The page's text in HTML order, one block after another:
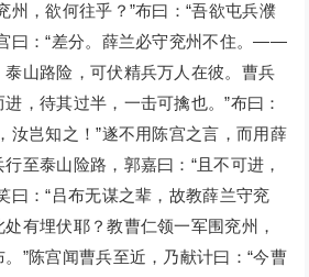
州，欲何往乎？”布曰：“吾欲屯兵濮
曰：“差分。薛兰必守兖州不住。——
山路险，可伏精兵万人在彼。曹兵
，待其过半，一击可擒也。”布曰：
汝岂知之！”遂不用陈宫之言，而用薛
至泰山险路，郭嘉曰：“且不可进，
曰：“吕布无谋之辈，故教薛兰守兖
有埋伏耶？教曹仁领一军围兖州，
”陈宫闻曹兵至近，乃献计曰：“今曹